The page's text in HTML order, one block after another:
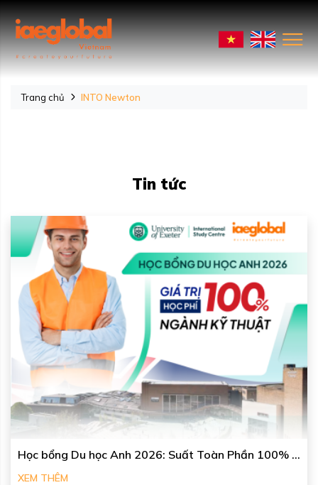
Trang chủ INTO Newton
Tin tức
Học bổng Du học Anh 2026: Suất Toàn Phần 100% ...
XEM THÊM